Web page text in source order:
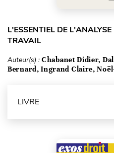
L'ESSENTIEL DE
TRAVAIL
Auteur(s) : Chabanet Didier,
Bernard, Ingrand Claire,
LIVRE